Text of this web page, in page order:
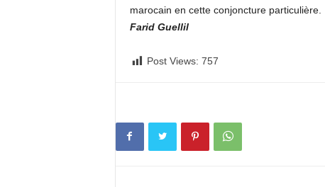
marocain en cette conjoncture particulière.
Farid Guellil
Post Views: 757